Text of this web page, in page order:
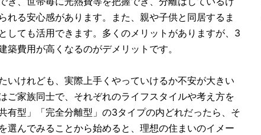
れる安心感があります。また、親や子供と同居するま
しても活用できます。多くのメリットがありますが、3
築費用が高くなるのがデメリットです。
いけれども、実際上手くやっていけるか不安が大きい
ご家族同士で、それぞれのライフスタイルや考え方を
有型」「完全分離型」の3タイプの内どれだったら、そ
選んでみることから始めると、理想の住まいのイメー